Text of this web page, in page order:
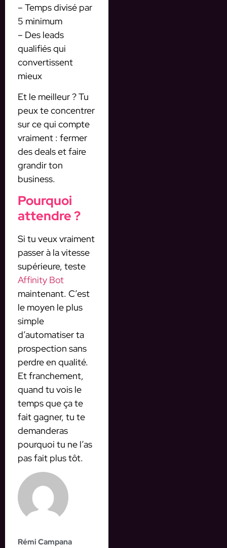
– Temps divisé par
5 minimum
– Des leads
qualifiés qui
convertissent
mieux
Et le meilleur ? Tu
peux te concentrer
sur ce qui compte
vraiment : fermer
des deals et faire
grandir ton
business.
Pourquoi
attendre ?
Si tu veux vraiment
passer à la vitesse
supérieure, teste
Affinity Bot
maintenant. C’est
le moyen le plus
simple
d’automatiser ta
prospection sans
perdre en qualité.
Et franchement,
quand tu vois le
temps que ça te
fait gagner, tu te
demanderas
pourquoi tu ne l’as
pas fait plus tôt.
Rémi Campana